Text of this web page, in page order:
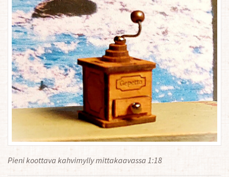
Yhteystiedot/ Gepetosta
Jälleenmyyjät ja agentit
Tavataan täällä
Gepetto Jälleenmyyjille
Pieni koottava kahvimylly mittakaavassa 1:18